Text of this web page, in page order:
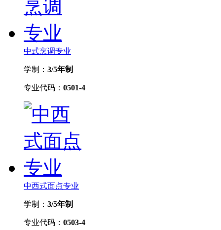
中式烹调专业
学制： 3/5年制
专业代码： 0501-4
中西式面点专业
学制： 3/5年制
专业代码： 0503-4